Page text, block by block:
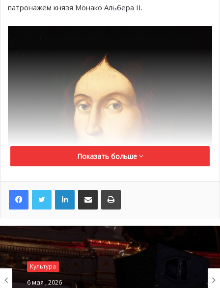
патронажем князя Монако Альбера II.
Показать больше
LinkedInПоделиться по электронной почте Распечатать
Культура
6 мая , 2026